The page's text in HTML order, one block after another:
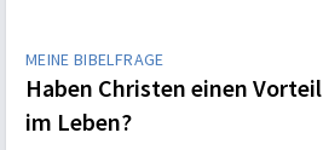
MEINE BIBELFRAGE
Haben Christen einen Vorteil
im Leben?